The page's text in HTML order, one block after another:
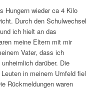
Hungern wieder ca 4 Kilo
Durch den Schulwechsel
ich hielt an das
meine Eltern mit mir
Vater, dass ich
darüber. Die
in meinem Umfeld fiel
Rückmeldungen waren